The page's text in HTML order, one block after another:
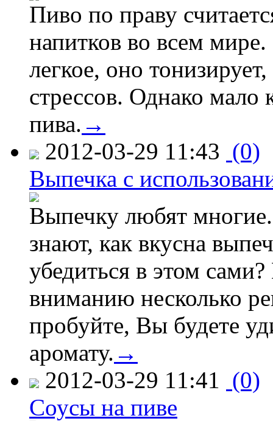
Пиво по праву
напитков во всем
легкое, оно
стрессов. Однако мало
пива. →
2012-03-29 11:43 (0)
Выпечка с
Выпечку любят
знают, как вкусна
убедиться в этом
вниманию несколько
пробуйте, Вы будете
аромату. →
2012-03-29 11:41 (0)
Соусы на пиве